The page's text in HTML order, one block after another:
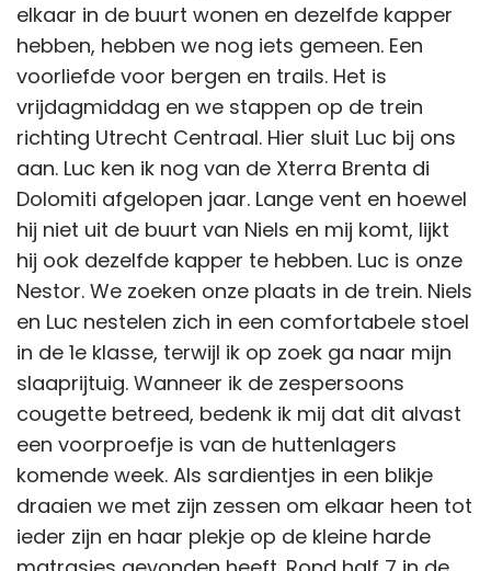
elkaar in de buurt wonen en dezelfde kapper
hebben, hebben we nog iets gemeen. Een
voorliefde voor bergen en trails. Het is
vrijdagmiddag en we stappen op de trein
richting Utrecht Centraal. Hier sluit Luc bij ons
aan. Luc ken ik nog van de Xterra Brenta di
Dolomiti afgelopen jaar. Lange vent en hoewel
hij niet uit de buurt van Niels en mij komt, lijkt
hij ook dezelfde kapper te hebben. Luc is onze
Nestor. We zoeken onze plaats in de trein. Niels
en Luc nestelen zich in een comfortabele stoel
in de 1e klasse, terwijl ik op zoek ga naar mijn
slaaprijtuig. Wanneer ik de zespersoons
cougette betreed, bedenk ik mij dat dit alvast
een voorproefje is van de huttenlagers
komende week. Als sardientjes in een blikje
draaien we met zijn zessen om elkaar heen tot
ieder zijn en haar plekje op de kleine harde